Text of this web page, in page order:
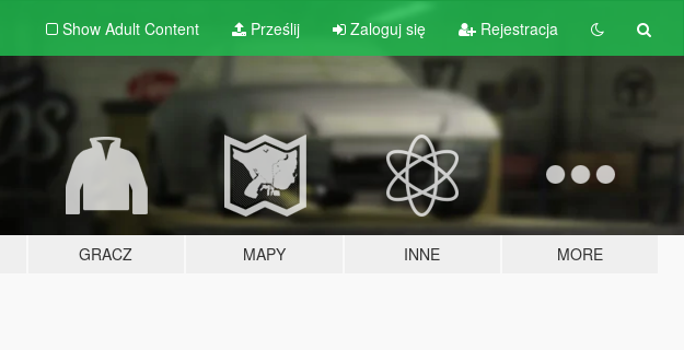
Show Adult Content Prześlij Zaloguj się Rejestracja
GRACZ MAPY INNE MORE